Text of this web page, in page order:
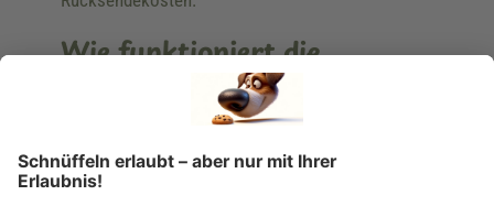
Wie funktioniert die
Rücksendung?
findest du online. Verpacke die Artikel
anschließend sicher und klebe das